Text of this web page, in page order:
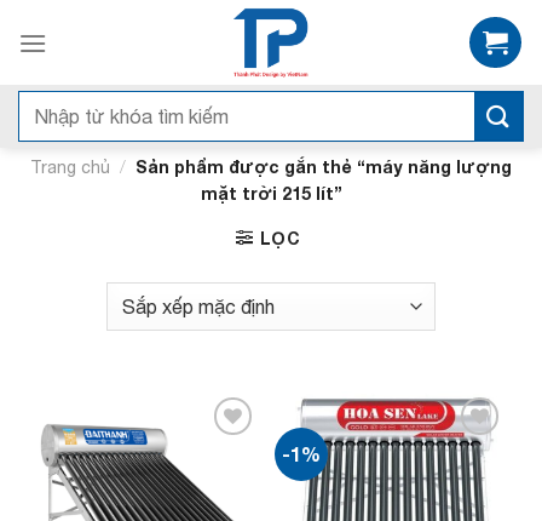
qua
dungTìm
kiếm:
Trang chủ / Sản phẩm được gắn thẻ “máy năng lượng
mặt trời 215 lít”
LỌC
Add to
wishlist
-1%
Add to
wishlist